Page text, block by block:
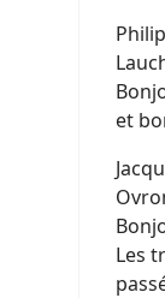
et
Les